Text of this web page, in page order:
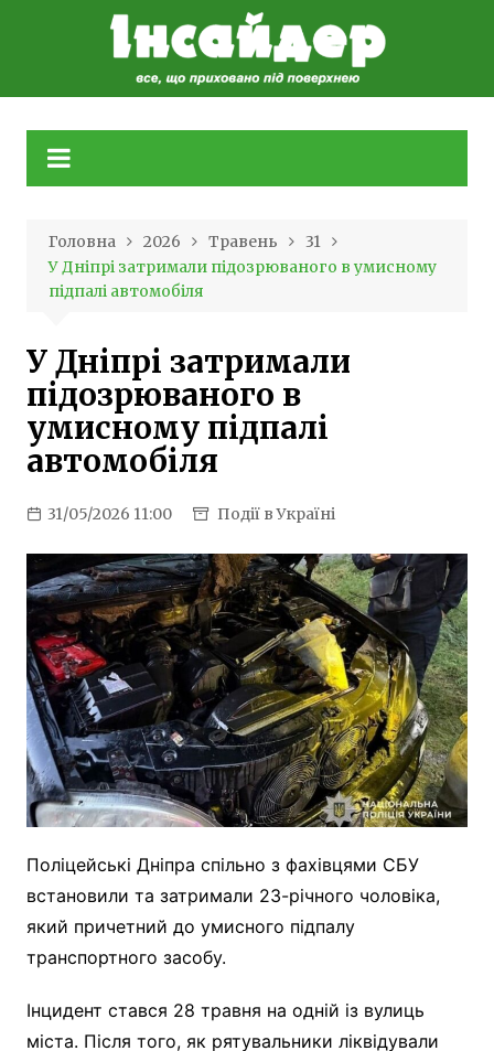
Головна 2026 Травень
31
У Дніпрі затримали підозрюваного в умисному
підпалі автомобіля
У Дніпрі затримали
підозрюваного в
умисному підпалі
автомобіля
31/05/2026 11:00 Події в Україні
Поліцейські Дніпра спільно з фахівцями СБУ
встановили та затримали 23-річного чоловіка,
який причетний до умисного підпалу
транспортного засобу.
Інцидент стався 28 травня на одній із вулиць
міста. Після того, як рятувальники ліквідували